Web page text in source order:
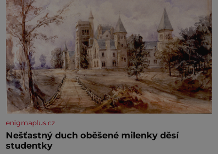
enigmaplus.cz
Nešťastný duch oběšené milenky děsí
studentky